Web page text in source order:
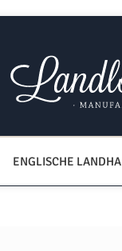
ENGLISCHE